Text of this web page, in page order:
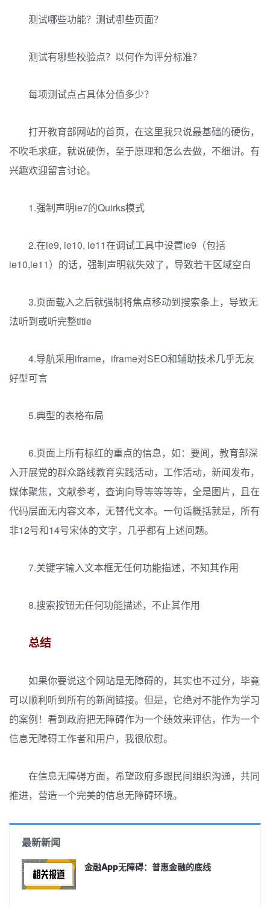
测试哪些功能？测试哪些页面？
测试有哪些校验点？以何作为评分标准？
每项测试点占具体分值多少？
打开教育部网站的首页，在这里我只说最基础的硬伤，
不吹毛求疵，就说硬伤，至于原理和怎么去做，不细讲。有
兴趣欢迎留言讨论。
1.强制声明ie7的Quirks模式
2.在ie9, ie10, ie11在调试工具中设置ie9（包括
ie10,ie11）的话，强制声明就失效了，导致若干区域空白
3.页面载入之后就强制将焦点移动到搜索条上，导致无
法听到或听完整title
4.导航采用iframe，iframe对SEO和辅助技术几乎无友
好型可言
5.典型的表格布局
6.页面上所有标红的重点的信息，如：要闻，教育部深
入开展党的群众路线教育实践活动，工作活动，新闻发布，
媒体聚焦，文献参考，查询向导等等等等，全是图片，且在
代码层面无内容文本，无替代文本。一句话概括就是，所有
非12号和14号宋体的文字，几乎都有上述问题。
7.关键字输入文本框无任何功能描述，不知其作用
8.搜索按钮无任何功能描述，不止其作用
总结
如果你要说这个网站是无障碍的，其实也不过分，毕竟
可以顺利听到所有的新闻链接。但是，它绝对不能作为学习
的案例！看到政府把无障碍作为一个绩效来评估，作为一个
信息无障碍工作者和用户，我很欣慰。
在信息无障碍方面，希望政府多跟民间组织沟通，共同
推进，营造一个完美的信息无障碍环境。
最新新闻
金融App无障碍：普惠金融的底线